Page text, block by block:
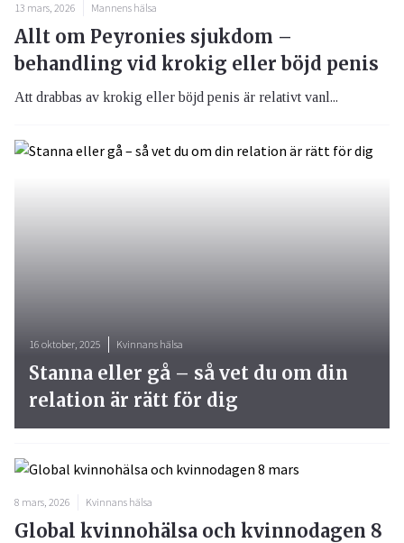
13 mars, 2026 Mannens hälsa
Allt om Peyronies sjukdom –
behandling vid krokig eller böjd penis
Att drabbas av krokig eller böjd penis är relativt vanl...
8 mars, 2026 Kvinnans hälsa
Global kvinnohälsa och kvinnodagen 8
16 oktober, 2025 Kvinnans hälsa
Stanna eller gå – så vet du om din
relation är rätt för dig